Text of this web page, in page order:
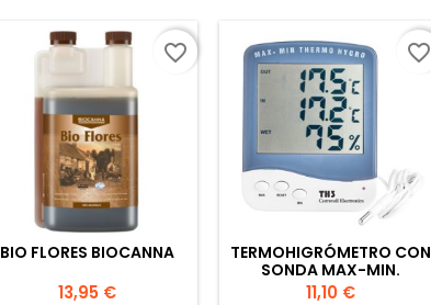
BIO FLORES BIOCANNA
Precio
13,95 €
favorite_border
TERMOHIGRÓMETRO CON
SONDA MAX-MIN.
PANTALLA GRANDE
Precio
11,10 €
favorite_border